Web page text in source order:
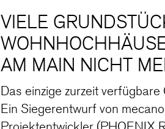
VIELE
AM MAIN NICHT
Das einzige zurzeit
Ein Siegerentwurf von